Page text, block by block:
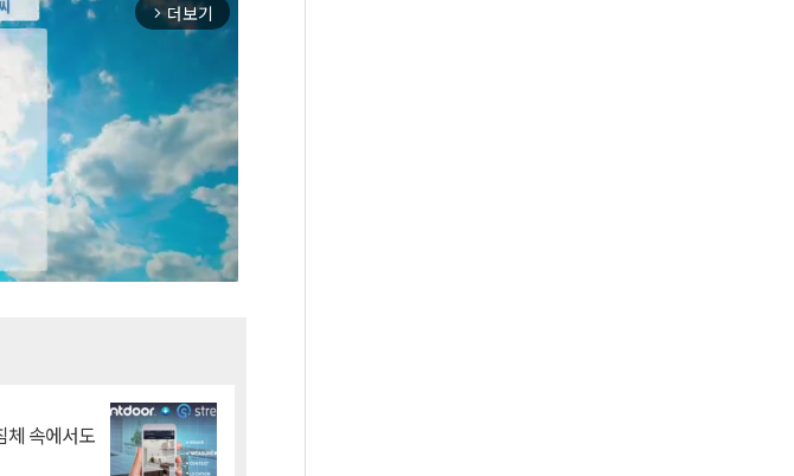
arrow_forward_ios 더보기
속에서도